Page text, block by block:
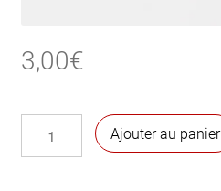
3,00€
Ajouter au panier